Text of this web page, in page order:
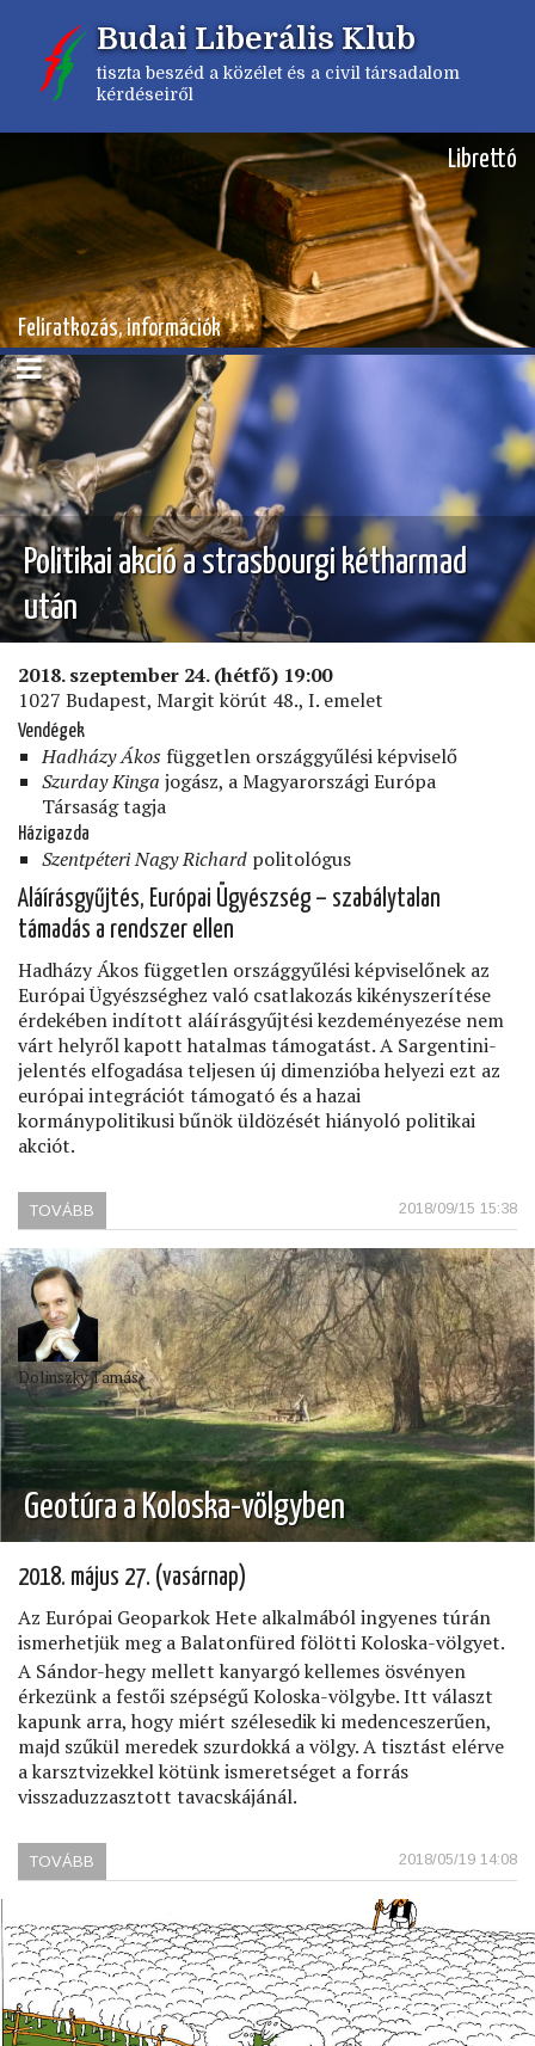
tartalomra
Budai Liberális Klub
tiszta beszéd a közélet és a civil társadalom
kérdéseiről
Librettó
Feliratkozás, információk
Politikai akció a strasbourgi kétharmad
után
2018. szeptember 24. (hétfő) 19:00
1027 Budapest, Margit körút 48., I. emelet
Vendégek
Hadházy Ákos független országgyűlési képviselő
Szurday Kinga jogász, a Magyarországi Európa
Társaság tagja
Házigazda
Szentpéteri Nagy Richard politológus
Aláírásgyűjtés, Európai Ügyészség – szabálytalan
támadás a rendszer ellen
Hadházy Ákos független országgyűlési képviselőnek az
Európai Ügyészséghez való csatlakozás kikényszerítése
érdekében indított aláírásgyűjtési kezdeményezése nem
várt helyről kapott hatalmas támogatást. A Sargentini-
jelentés elfogadása teljesen új dimenzióba helyezi ezt az
európai integrációt támogató és a hazai
kormánypolitikusi bűnök üldözését hiányoló politikai
akciót.
2018/09/15 15:38
TOVÁBB
AKCIÓ
A
STRASBOURGI
KÉTHARMAD
UTÁN)
Geotúra a Koloska-völgyben
Dolinszky Tamás
2018. május 27. (vasárnap)
Az Európai Geoparkok Hete alkalmából ingyenes túrán
ismerhetjük meg a Balatonfüred fölötti Koloska-völgyet.
A Sándor-hegy mellett kanyargó kellemes ösvényen
érkezünk a festői szépségű Koloska-völgybe. Itt választ
kapunk arra, hogy miért szélesedik ki medenceszerűen,
majd szűkül meredek szurdokká a völgy. A tisztást elérve
a karsztvizekkel kötünk ismeretséget a forrás
visszaduzzasztott tavacskájánál.
2018/05/19 14:08
TOVÁBB
A
VÖLGYBEN)